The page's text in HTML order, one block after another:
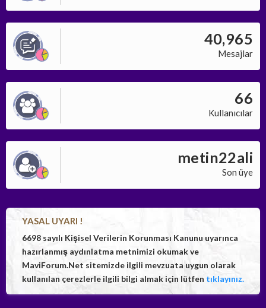
40,965
Mesajlar
66
Kullanıcılar
metin22ali
Son üye
YASAL UYARI !
6698 sayılı Kişisel Verilerin Korunması Kanunu uyarınca
hazırlanmış aydınlatma metnimizi okumak ve
MaviForum.Net sitemizde ilgili mevzuata uygun olarak
kullanılan çerezlerle ilgili bilgi almak için lütfen tıklayınız.